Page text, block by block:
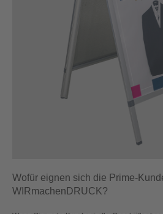
Wofür eignen sich die Prime-
WIRmachenDRUCK?